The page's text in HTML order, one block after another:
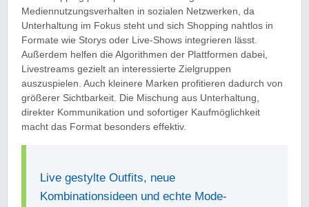
Mediennutzungsverhalten in sozialen Netzwerken, da
Unterhaltung im Fokus steht und sich Shopping nahtlos in
Formate wie Storys oder Live-Shows integrieren lässt.
Außerdem helfen die Algorithmen der Plattformen dabei,
Livestreams gezielt an interessierte Zielgruppen
auszuspielen. Auch kleinere Marken profitieren dadurch von
größerer Sichtbarkeit. Die Mischung aus Unterhaltung,
direkter Kommunikation und sofortiger Kaufmöglichkeit
macht das Format besonders effektiv.
Live gestylte Outfits, neue
Kombinationsideen und echte Mode-